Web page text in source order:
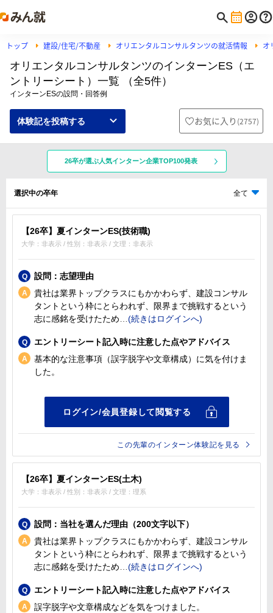
トップ 建設/住宅/不動産 オリエンタルコンサルタンツの就活情報 オ
オリエンタルコンサルタンツのインターンES（エ
ントリーシート）一覧 （全5件）
インターンESの設問・回答例
体験記を投稿する お気に入り (2757)
26卒が選ぶ人気インターン企業TOP100発表
選択中の卒年 全て
【26卒】夏インターンES(技術職)
大学：非表示 / 性別：非表示 / 文理：非表示
設問：志望理由
貴社は業界トップクラスにもかかわらず、建設コンサル
タントという枠にとらわれず、限界まで挑戦するという
志に感銘を受けたため
エントリーシート記入時に注意した点やアドバイス
基本的な注意事項（誤字脱字や文章構成）に気を付けま
した。
この先輩のインターン体験記を見る
【26卒】夏インターンES(土木)
大学：非表示 / 性別：非表示 / 文理：理系
設問：当社を選んだ理由（200文字以下）
貴社は業界トップクラスにもかかわらず、建設コンサル
タントという枠にとらわれず、限界まで挑戦するという
志に感銘を受けたため
エントリーシート記入時に注意した点やアドバイス
誤字脱字や文章構成などを気をつけました。